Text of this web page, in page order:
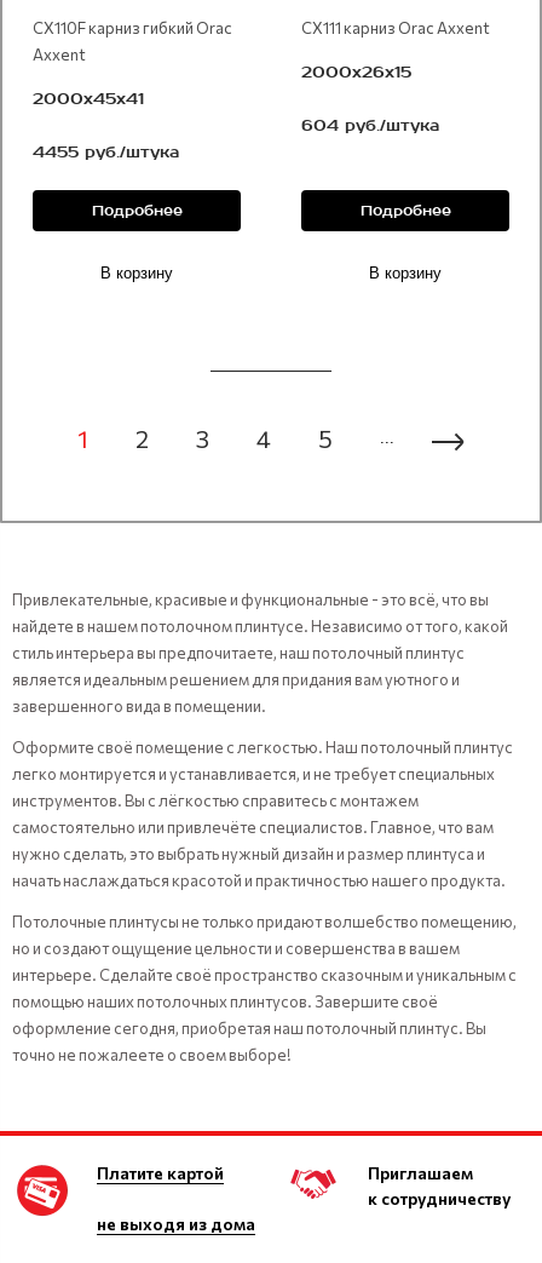
CX110F карниз гибкий Orac
Axxent
2000x45х41
4455 руб./штука
Подробнее
В корзину
CX111 карниз Orac Axxent
2000x26х15
604 руб./штука
Подробнее
В корзину
1 2 3 4 5 ...
Привлекательные, красивые и функциональные - это всё, что вы
найдете в нашем потолочном плинтусе. Независимо от того, какой
стиль интерьера вы предпочитаете, наш потолочный плинтус
является идеальным решением для придания вам уютного и
завершенного вида в помещении.
Оформите своё помещение с легкостью. Наш потолочный плинтус
легко монтируется и устанавливается, и не требует специальных
инструментов. Вы с лёгкостью справитесь с монтажем
самостоятельно или привлечёте специалистов. Главное, что вам
нужно сделать, это выбрать нужный дизайн и размер плинтуса и
начать наслаждаться красотой и практичностью нашего продукта.
Потолочные плинтусы не только придают волшебство помещению,
но и создают ощущение цельности и совершенства в вашем
интерьере. Сделайте своё пространство сказочным и уникальным с
помощью наших потолочных плинтусов. Завершите своё
оформление сегодня, приобретая наш потолочный плинтус. Вы
точно не пожалеете о своем выборе!
Платите картой
не выходя из дома
Приглашаем
к сотрудничеству